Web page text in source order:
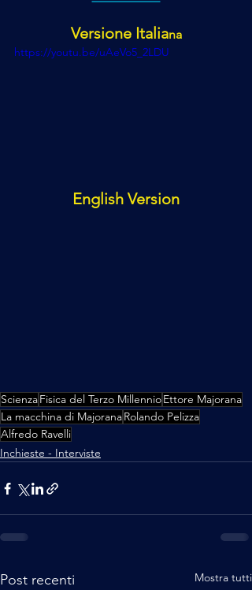
Versione Italiana
https://youtu.be/uAeVo5_2LDU
English Version
ScienzaFisica del Terzo MillennioEttore Majorana
La macchina di MajoranaRolando Pelizza
Alfredo Ravelli
Inchieste - Interviste
Post recenti Mostra tutti